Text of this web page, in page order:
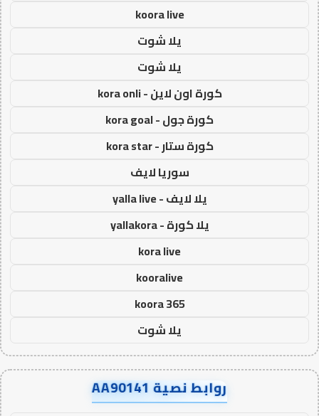
koora live
يلا شوت
يلا شوت
كورة اون لاين - kora onli
كورة جول - kora goal
كورة ستار - kora star
سوريا لايف
يلا لايف - yalla live
يلا كورة - yallakora
kora live
kooralive
koora 365
يلا شوت
روابط نصية AA90141